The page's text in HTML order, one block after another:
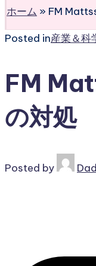
ホーム » FM
Posted in産業＆科
FM
の対処
Posted by